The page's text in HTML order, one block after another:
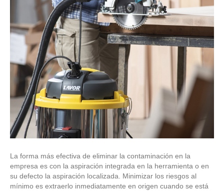
La forma más efectiva de eliminar la contaminación en la
empresa es con la aspiración integrada en la herramienta o en
su defecto la aspiración localizada. Minimizar los riesgos al
mínimo es extraerlo inmediatamente en origen cuando se está